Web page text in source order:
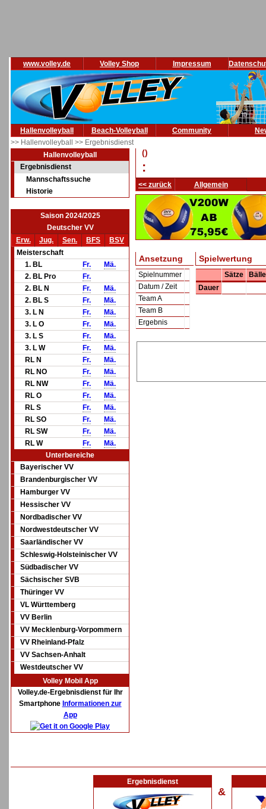
www.volley.de Volley Shop Impressum
Hallenvolleyball Beach-Volleyball Community
>> Hallenvolleyball >> Ergebnisdienst
Hallenvolleyball
Ergebnisdienst
Mannschaftssuche
Historie
Saison 2024/2025
Deutscher VV
Erw.
Jug. Sen. BFS
BSV
Meisterschaft
1. BL
Fr.
Mä.
2. BL Pro
Fr.
2. BL N
Fr.
Mä.
2. BL S
Fr.
Mä.
3. L N
Fr.
Mä.
3. L O
Fr.
Mä.
3. L S
Fr.
Mä.
3. L W
Fr.
Mä.
RL N
Fr.
Mä.
RL NO
Fr.
Mä.
RL NW
Fr.
Mä.
RL O
Fr.
Mä.
RL S
Fr.
Mä.
RL SO
Fr.
Mä.
RL SW
Fr.
Mä.
RL W
Fr.
Mä.
Unterbereiche
Bayerischer VV
Brandenburgischer VV
Hamburger VV
Hessischer VV
Nordbadischer VV
Nordwestdeutscher VV
Saarländischer VV
Schleswig-Holsteinischer VV
Südbadischer VV
Sächsischer SVB
Thüringer VV
VL Württemberg
VV Berlin
VV Mecklenburg-Vorpommern
VV Rheinland-Pfalz
VV Sachsen-Anhalt
Westdeutscher VV
Volley Mobil App
Volley.de-Ergebnisdienst für Ihr
Smartphone Informationen zur
App
()
:
<< zurück Allgemein
Ansetzung
Spielnummer
Datum / Zeit
Team A
Team B
Ergebnis
Spielwertung
Sätze
Bälle
Dauer
Ergebnisdienst
&